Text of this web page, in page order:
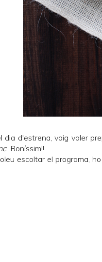
dia d'estrena, vaig voler
. Boníssim!!
escoltar el programa,